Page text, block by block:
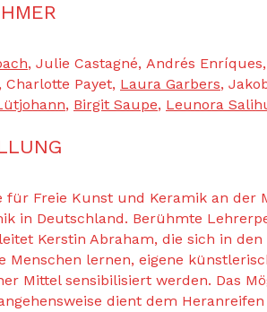
, Julie Castagné, Andrés
Charlotte Payet, Laura Garbers,
, Birgit Saupe, Leunora
für Freie Kunst und Keramik an
in Deutschland. Berühmte
Kerstin Abraham, die sich in
Menschen lernen, eigene
Mittel sensibilisiert werden. Das
dient dem